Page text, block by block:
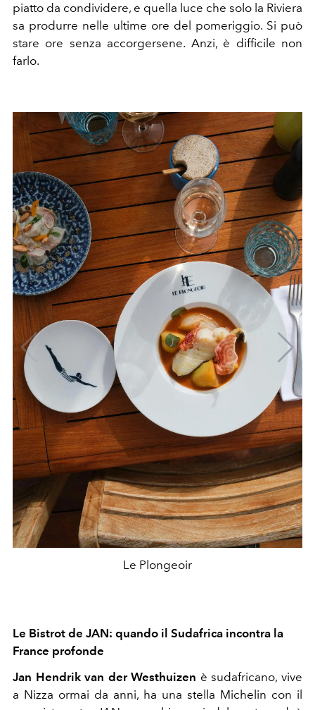
piatto da condividere, e quella luce che solo la Riviera
sa produrre nelle ultime ore del pomeriggio. Si può
stare ore senza accorgersene. Anzi, è difficile non
farlo.
Le Plongeoir
Le Bistrot de JAN: quando il Sudafrica incontra la
France profonde
Jan Hendrik van der Westhuizen è sudafricano, vive
a Nizza ormai da anni, ha una stella Michelin con il